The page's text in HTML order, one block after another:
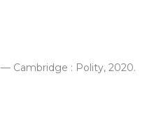
— Cambridge : Polity, 2020.